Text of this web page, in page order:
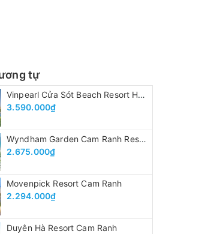
tự
Vinpearl Cửa Sót Beach Resort Hà Tĩnh
3.590.000₫
Wyndham Garden Cam Ranh Resort
2.675.000₫
Movenpick Resort Cam Ranh
2.294.000₫
Duyên Hà Resort Cam Ranh